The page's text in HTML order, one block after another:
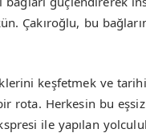
Çakıroğlu, bu
keşfetmek ve
rota. Herkesin bu
ile yapılan